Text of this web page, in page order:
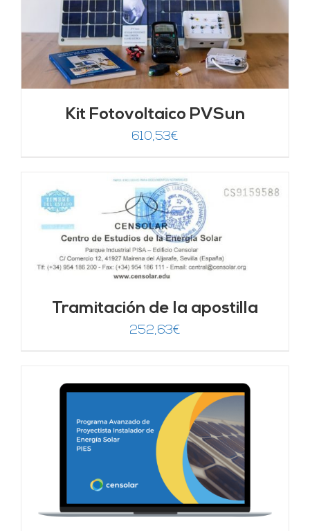
Kit Fotovoltaico PVSun
610,53€
Tramitación de la apostilla
252,63€